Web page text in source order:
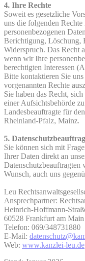
4. Ihre Rechte
Soweit es gesetzliche
uns die folgenden
personenbezogenen
Berichtigung, Löschung,
Widerspruch. Das Recht
wenn wir Ihre
berechtigten Interessen
Bitte kontaktieren Sie
vorgenannten Rechte
Sie haben das Recht,
einer Aufsichtsbehörde
Landesbeauftragte für
Rheinland-Pfalz, Mainz.
5.
Sie können sich mit
Ihrer Daten direkt an
Wunsch, auch uns
Leu
Ansprechpartner:
Heinrich-Hoffmann-
60528 Frankfurt am Main
Telefon: 069/348731880
E-Mail:
Web: www.kanzlei-leu.de